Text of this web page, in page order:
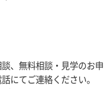
、無料相談・見学のお申
にてご連絡ください。